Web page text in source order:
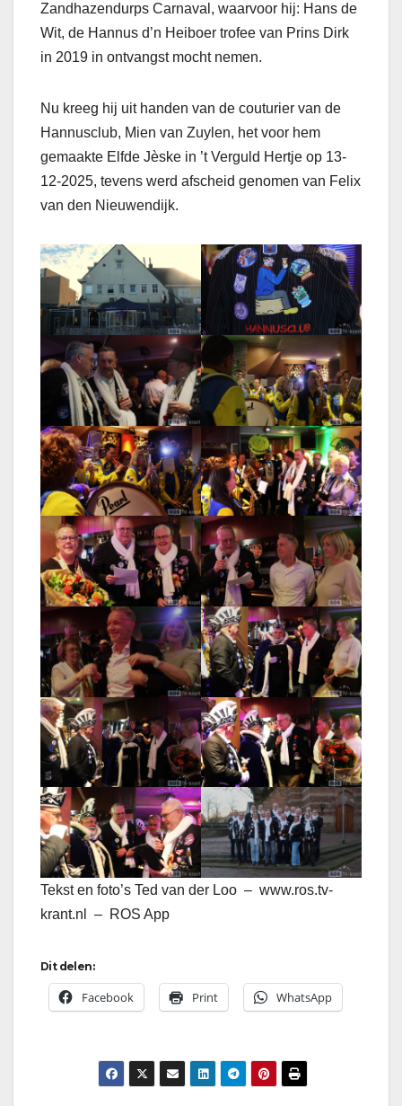
Zandhazendurps Carnaval, waarvoor hij: Hans de
Wit, de Hannus d’n Heiboer trofee van Prins Dirk
in 2019 in ontvangst mocht nemen.
Nu kreeg hij uit handen van de couturier van de
Hannusclub, Mien van Zuylen, het voor hem
gemaakte Elfde Jèske in ’t Verguld Hertje op 13-
12-2025, tevens werd afscheid genomen van Felix
van den Nieuwendijk.
Tekst en foto’s Ted van der Loo – www.ros.tv-
krant.nl – ROS App
Dit delen:
Facebook Print WhatsApp